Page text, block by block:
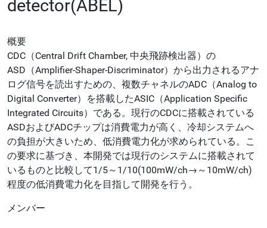
detector(ABEL)
概要
CDC（Central Drift Chamber, 中央飛跡検出器）の
ASD（Amplifier-Shaper-Discriminator）から出力されるアナ
ログ信号を読出すための、複数チャネルのADC（Analog to
Digital Converter）を搭載したASIC（Application Specific
Integrated Circuits）である。現行のCDCに搭載されている
ASDおよびADCチップは消費電力が高く、冷却システムへ
の負担が大きいため、低消費電力化が求められている。こ
の要求に基づき、本開発では現行のシステムに搭載されて
いるものと比較して1/5～1/10(100mW/ch→～10mW/ch)
程度の低消費電力化を目指して開発を行う。
メンバー